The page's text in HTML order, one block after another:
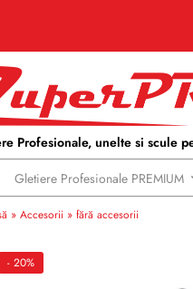
Profesionale, unelte si scule
Gletiere Profesionale PREMIUM
» Accesorii » fără accesorii
- 20%